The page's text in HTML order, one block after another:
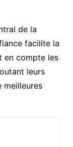
de la
facilite la
en compte les
leurs
meilleures